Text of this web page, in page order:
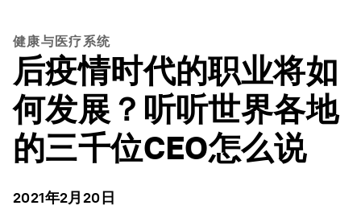
健康与医疗系统
后疫情时代的职业将如
何发展？听听世界各地
的三千位CEO怎么说
2021年2月20日